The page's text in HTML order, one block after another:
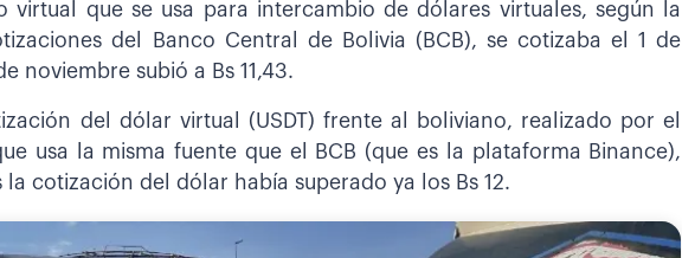
virtual que se usa para intercambio de dólares virtuales, según la
del Banco Central de Bolivia (BCB), se cotizaba el 1 de
noviembre subió a Bs 11,43.
del dólar virtual (USDT) frente al boliviano, realizado por el
usa la misma fuente que el BCB (que es la plataforma Binance),
la cotización del dólar había superado ya los Bs 12.